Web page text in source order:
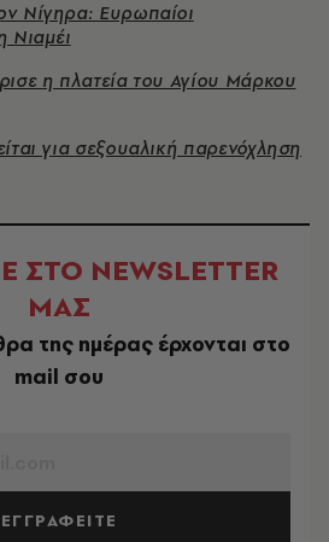
Νίγηρα: Ευρωπαίοι
Νιαμέι
η πλατεία του Αγίου Μάρκου
για σεξουαλική παρενόχληση
ΣΤΟ NEWSLETTER
ΜΑΣ
της ημέρας έρχονται στο
mail σου
ΕΓΓΡΑΦΕΙΤΕ